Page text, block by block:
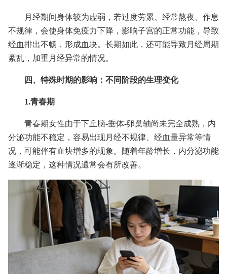
月经期间身体较为虚弱，若过度劳累、经常熬夜、作息
不规律，会使身体免疫力下降，影响子宫的正常功能，导致
经血排出不畅，形成血块。长期如此，还可能导致月经周期
紊乱，加重月经异常的情况。
四、特殊时期的影响：不同阶段的生理变化
1.青春期
青春期女性由于下丘脑-垂体-卵巢轴尚未完全成熟，内
分泌功能不稳定，容易出现月经不规律、经血量异常等情
况，可能伴有血块增多的现象。随着年龄增长，内分泌功能
逐渐稳定，这种情况通常会有所改善。